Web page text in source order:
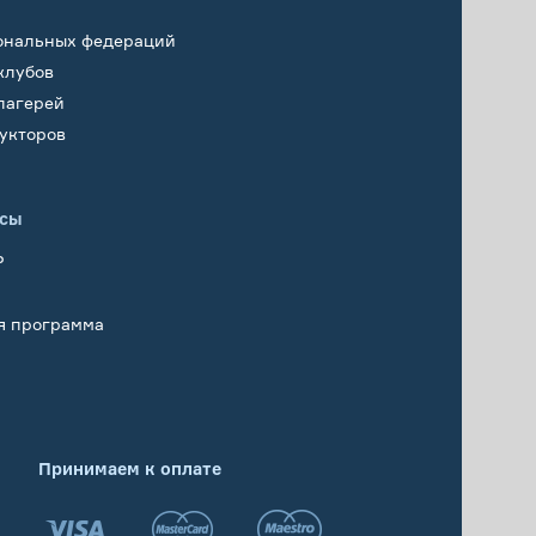
федераций
программа
Принимаем к оплате